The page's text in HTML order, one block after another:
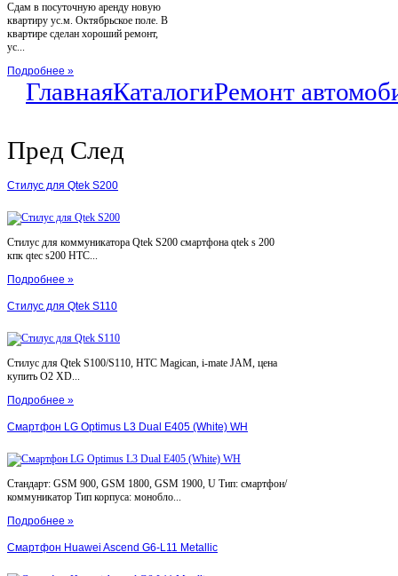
Сдам в посуточную аренду новую
квартиру ус.м. Октябрьское поле. В
квартире сделан хороший ремонт,
ус...
Подробнее »
ГлавнаяКаталогиРемонт
Пред След
Стилус для Qtek S200
Стилус для коммуникатора Qtek S200 смартфона qtek s 200
кпк qtec s200 HTC...
Подробнее »
Стилус для Qtek S110
Стилус для Qtek S100/S110, HTC Magican, i-mate JAM, цена
купить O2 XD...
Подробнее »
Смартфон LG Optimus L3 Dual E405 (White) WH
Стандарт: GSM 900, GSM 1800, GSM 1900, U Тип: смартфон/
коммуникатор Тип корпуса: монобло...
Подробнее »
Смартфон Huawei Ascend G6-L11 Metallic